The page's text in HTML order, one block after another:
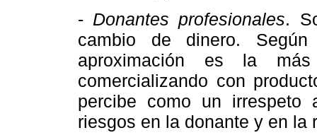
- Donantes profesionales.
cambio de dinero.
aproximación es la
comercializando con
percibe como un
riesgos en la donante y en la